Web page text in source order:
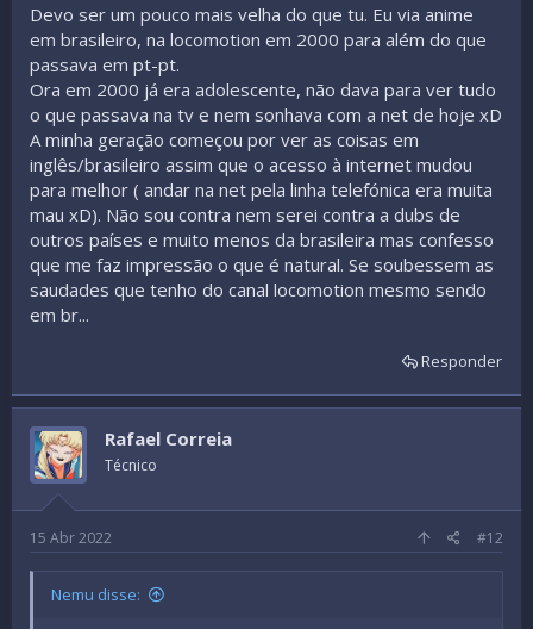
Devo ser um pouco mais velha do que tu. Eu via anime
em brasileiro, na locomotion em 2000 para além do que
passava em pt-pt.
Ora em 2000 já era adolescente, não dava para ver tudo
o que passava na tv e nem sonhava com a net de hoje xD
A minha geração começou por ver as coisas em
inglês/brasileiro assim que o acesso à internet mudou
para melhor ( andar na net pela linha telefónica era muita
mau xD). Não sou contra nem serei contra a dubs de
outros países e muito menos da brasileira mas confesso
que me faz impressão o que é natural. Se soubessem as
saudades que tenho do canal locomotion mesmo sendo
em br...
Responder
Rafael Correia
Técnico
15 Abr 2022 #12
Nemu disse: